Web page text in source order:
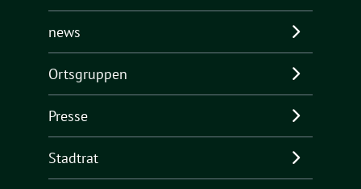
news
Ortsgruppen
Presse
Stadtrat